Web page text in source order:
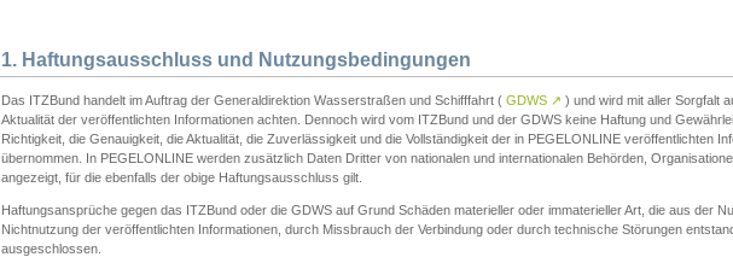
1. Haftungsausschluss und Nutzungsbedingungen
Das ITZBund handelt im Auftrag der Generaldirektion Wasserstraßen und Schifffahrt ( GDWS ↗ ) und wird mit aller Sorgfalt
Aktualität der veröffentlichten Informationen achten. Dennoch wird vom ITZBund und der GDWS keine Haftung und
Richtigkeit, die Genauigkeit, die Aktualität, die Zuverlässigkeit und die Vollständigkeit der in PEGELONLINE veröffentlichten
übernommen. In PEGELONLINE werden zusätzlich Daten Dritter von nationalen und internationalen Behörden,
angezeigt, für die ebenfalls der obige Haftungsausschluss gilt.
Haftungsansprüche gegen das ITZBund oder die GDWS auf Grund Schäden materieller oder immaterieller Art, die aus der
Nichtnutzung der veröffentlichten Informationen, durch Missbrauch der Verbindung oder durch technische Störungen
ausgeschlossen.